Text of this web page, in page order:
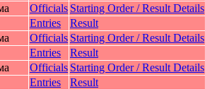
Officials Starting Order / Result Details
Entries
Result
Officials Starting Order / Result Details
Entries
Result
Officials Starting Order / Result Details
Entries
Result